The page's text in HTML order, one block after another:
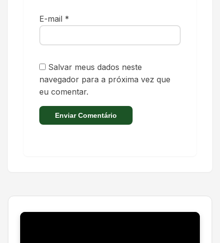
E-mail *
Salvar meus dados neste
navegador para a próxima vez que
eu comentar.